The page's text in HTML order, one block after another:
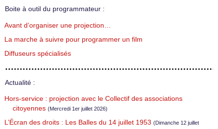
Boite à outil du programmateur :
Avant d’organiser une projection…
La marche à suivre pour programmer un film
Diffuseurs spécialisés
Actualité :
Hors-service : projection avec le Collectif des associations
citoyennes (Mercredi 1er juillet 2026)
L’Écran des droits : Les Balles du 14 juillet 1953 (Dimanche 12 juillet